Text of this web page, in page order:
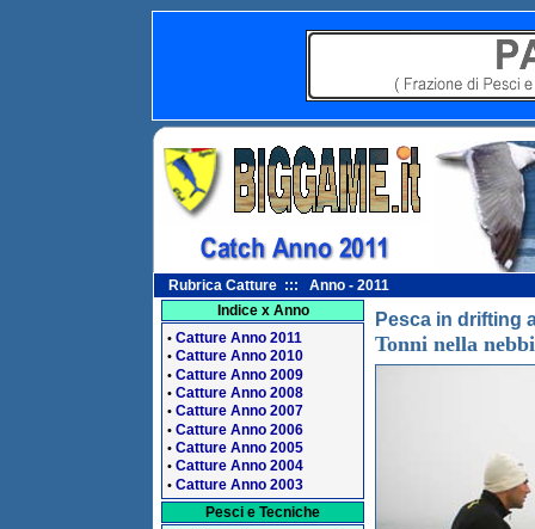
Rubrica Catture ::: Anno - 2011
Indice x Anno
• Catture Anno 2011
• Catture Anno 2010
• Catture Anno 2009
• Catture Anno 2008
• Catture Anno 2007
• Catture Anno 2006
• Catture Anno 2005
• Catture Anno 2004
• Catture Anno 2003
Pesci e Tecniche
Pesca in drifting
Tonni nella